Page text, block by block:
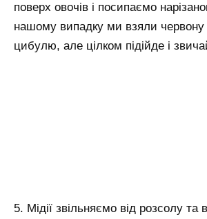
поверх овочів і посипаємо
нашому випадку ми взяли червону
цибулю, але цілком підійде і
5. Мідії звільняємо від розсолу та